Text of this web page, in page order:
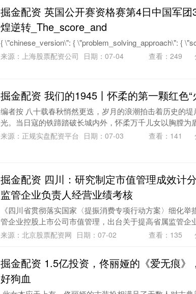
掘金配资 英国公开赛资格赛第4日中国军
煌逆转_The_score_and
{ \"chinese_version\": { \"problem_solving_approach\": {
来源：上海股票配资公司 日期：07-04 查看： 249
掘金配资 我们的1945丨怀柔的第一颗红色“
编者按 八十载春秋悄然更迭，岁月的浪潮拍击着历史的
光。当日寇的铁蹄踏破长城内外，怀柔万千儿女以胸膛为
来源：正规实盘配资平台 日期：07-03 查看： 141
掘金配资 四川：研究制定市值管理成效计
监管企业负责人经营业绩考核
《四川省贯彻落实国家〈提振消费专项行动方案〉细化
管企业控股上市公司市值管理，出台关于提高省属监管企
来源：北京股票配资网 日期：07-02 查看： 135
掘金配资 1.5亿投资，佟丽娅的《爱无痕》
好狗血